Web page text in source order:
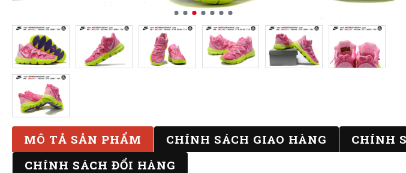
MÔ TẢ SẢN PHẨM CHÍNH SÁCH GIAO HÀNG
CHÍNH
CHÍNH SÁCH ĐỔI HÀNG